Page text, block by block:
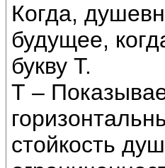
Когда,
будущее,
букву Т.
Т –
стойкость